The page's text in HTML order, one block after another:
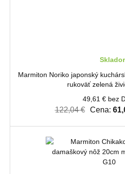
Marmiton Noriko japonský
rukoväť zelená
49,61 € bez
122,04 € Cena: